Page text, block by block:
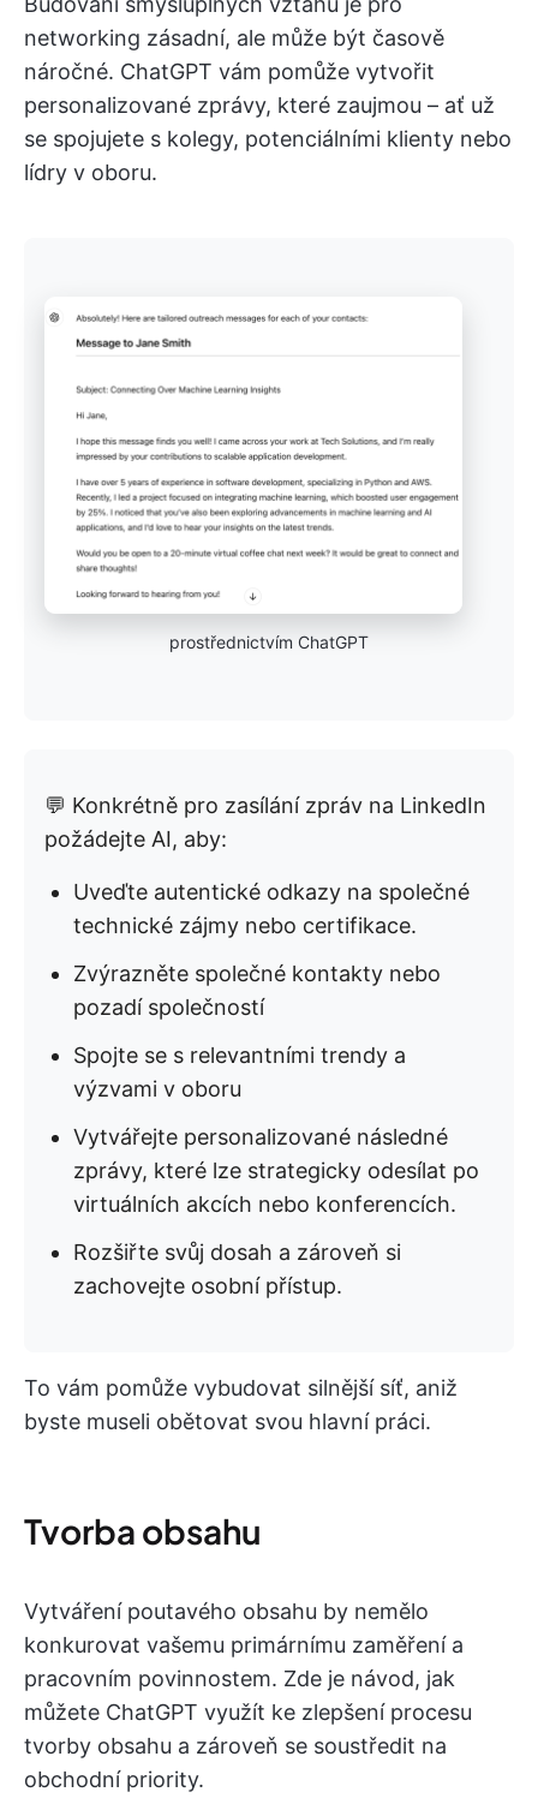
networking zásadní, ale může být časově
náročné. ChatGPT vám pomůže vytvořit
personalizované zprávy, které zaujmou – ať už
se spojujete s kolegy, potenciálními klienty nebo
lídry v oboru.
prostřednictvím ChatGPT
💬 Konkrétně pro zasílání zpráv na LinkedIn
požádejte AI, aby:
Uveďte autentické odkazy na společné
technické zájmy nebo certifikace.
Zvýrazněte společné kontakty nebo
pozadí společností
Spojte se s relevantními trendy a
výzvami v oboru
Vytvářejte personalizované následné
zprávy, které lze strategicky odesílat po
virtuálních akcích nebo konferencích.
Rozšiřte svůj dosah a zároveň si
zachovejte osobní přístup.
To vám pomůže vybudovat silnější síť, aniž
byste museli obětovat svou hlavní práci.
Tvorba obsahu
Vytváření poutavého obsahu by nemělo
konkurovat vašemu primárnímu zaměření a
pracovním povinnostem. Zde je návod, jak
můžete ChatGPT využít ke zlepšení procesu
tvorby obsahu a zároveň se soustředit na
obchodní priority.